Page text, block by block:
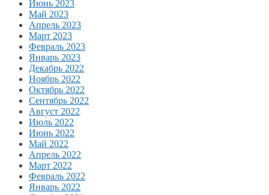
Июнь 2023
Май 2023
Апрель 2023
Март 2023
Февраль 2023
Январь 2023
Декабрь 2022
Ноябрь 2022
Октябрь 2022
Сентябрь 2022
Август 2022
Июль 2022
Июнь 2022
Май 2022
Апрель 2022
Март 2022
Февраль 2022
Январь 2022